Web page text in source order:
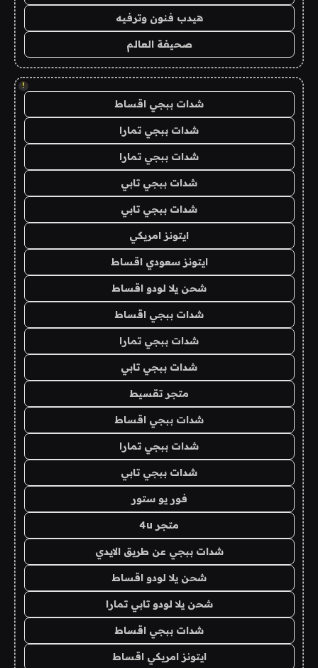
هيدب فنون وترفيه
صحيفة العالم
!
شدات ببجي اقساط
شدات ببجي تمارا
شدات ببجي تمارا
شدات ببجي تابي
شدات ببجي تابي
ايتونز امريكي
ايتونز سعودي اقساط
شحن يلا لودو اقساط
شدات ببجي اقساط
شدات ببجي تمارا
شدات ببجي تابي
متجر تقسيط
شدات ببجي اقساط
شدات ببجي تمارا
شدات ببجي تابي
فور يو ستور
متجر 4u
شدات ببجي عن طريق الايدي
شحن يلا لودو اقساط
شحن يلا لودو تابي تمارا
شدات ببجي اقساط
ايتونز امريكي اقساط